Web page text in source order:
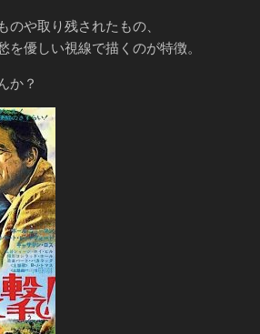
や取り残されたもの、
優しい視線で描くのが特徴。
か？